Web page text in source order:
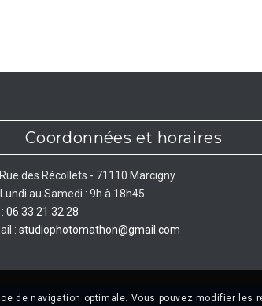
Coordonnées et horaires
des Récollets - 71110 Marcigny
Lundi au Samedi : 9h à 18h45
06.33.21.32.28
: studiophotomathon@gmail.com
de navigation optimale. Vous pouvez modifier les